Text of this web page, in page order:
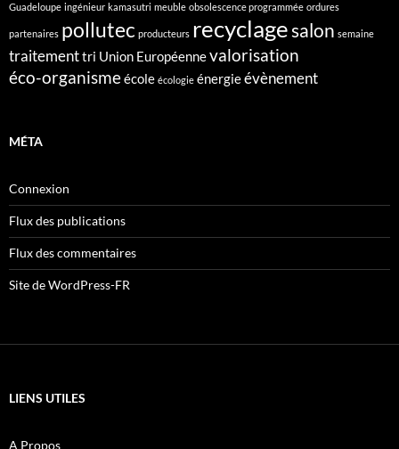
Guadeloupe ingénieur kamasutri meuble obsolescence programmée ordures
partenaires pollutec producteurs recyclagesalon semaine
traitementtri Union Européennevalorisation
éco-organismeécole écologie énergieévènement
MÉTA
Connexion
Flux des publications
Flux des commentaires
Site de WordPress-FR
LIENS UTILES
A Propos